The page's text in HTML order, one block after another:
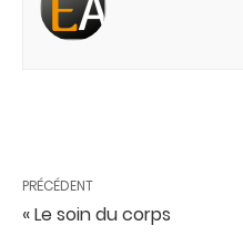
PRÉCÉDENT
« Le soin du corps